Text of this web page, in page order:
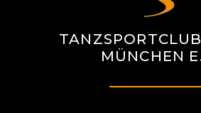
MÜNCHEN